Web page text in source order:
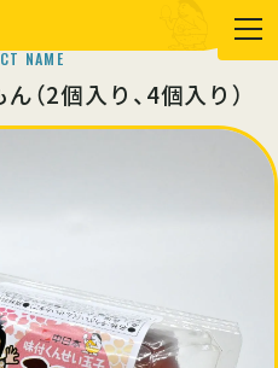
NAME
（2個入り、4個入り）